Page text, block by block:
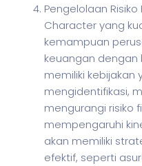
Pengelolaan
Character yang
kemampuan
keuangan dengan
memiliki kebijakan
mengidentifikasi,
mengurangi risiko
mempengaruhi
akan memiliki
efektif, seperti